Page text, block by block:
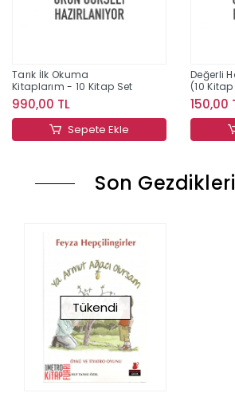
Tarık İlk Okuma
Kitaplarım - 10 Kitap Set
990,00 TL
Sepete Ekle
Değerli
(10
150,00
Son
Tükendi